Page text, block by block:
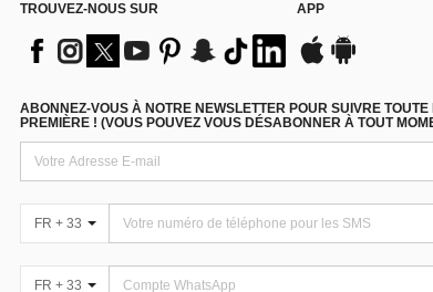
TROUVEZ-NOUS SUR APP
ABONNEZ-VOUS À NOTRE NEWSLETTER POUR SUIVRE
PREMIÈRE ! (VOUS POUVEZ VOUS DÉSABONNER À TOUT
FR + 33
FR + 33